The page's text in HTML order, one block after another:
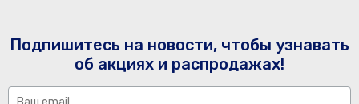
Подпишитесь на новости, чтобы узнавать
об акциях и распродажах!